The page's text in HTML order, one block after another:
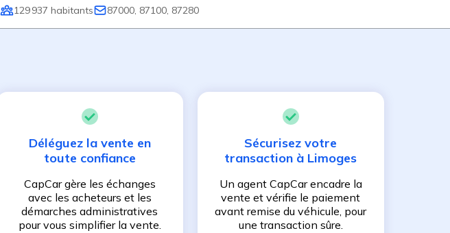
129 937 habitants 87000, 87100, 87280
Déléguez la vente en
toute confiance
CapCar gère les échanges
avec les acheteurs et les
démarches administratives
pour vous simplifier la vente.
Sécurisez votre
transaction à Limoges
Un agent CapCar encadre la
vente et vérifie le paiement
avant remise du véhicule, pour
une transaction sûre.